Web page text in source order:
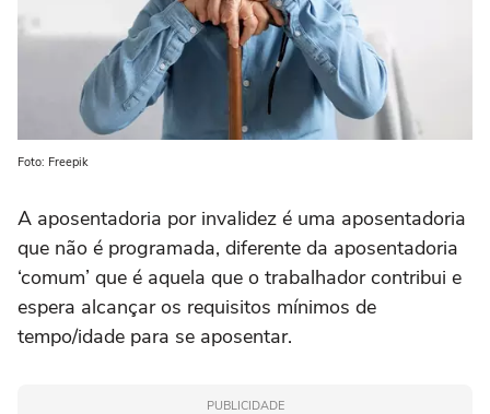
Foto: Freepik
A aposentadoria por invalidez é uma aposentadoria
que não é programada, diferente da aposentadoria
‘comum’ que é aquela que o trabalhador contribui e
espera alcançar os requisitos mínimos de
tempo/idade para se aposentar.
PUBLICIDADE